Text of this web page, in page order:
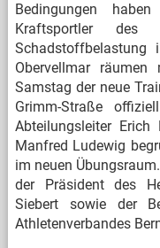
Bedingungen
Kraftsportler des
Schadstoffbelastung
Obervellmar räumen
Samstag der neue
Grimm-Straße
Abteilungsleiter Erich
Manfred Ludewig
im neuen
der Präsident des
Siebert sowie der
Athletenverbandes